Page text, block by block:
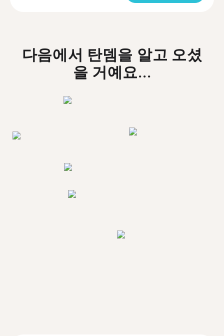
다음에서 탄뎀을 알고 오셨
을 거예요...